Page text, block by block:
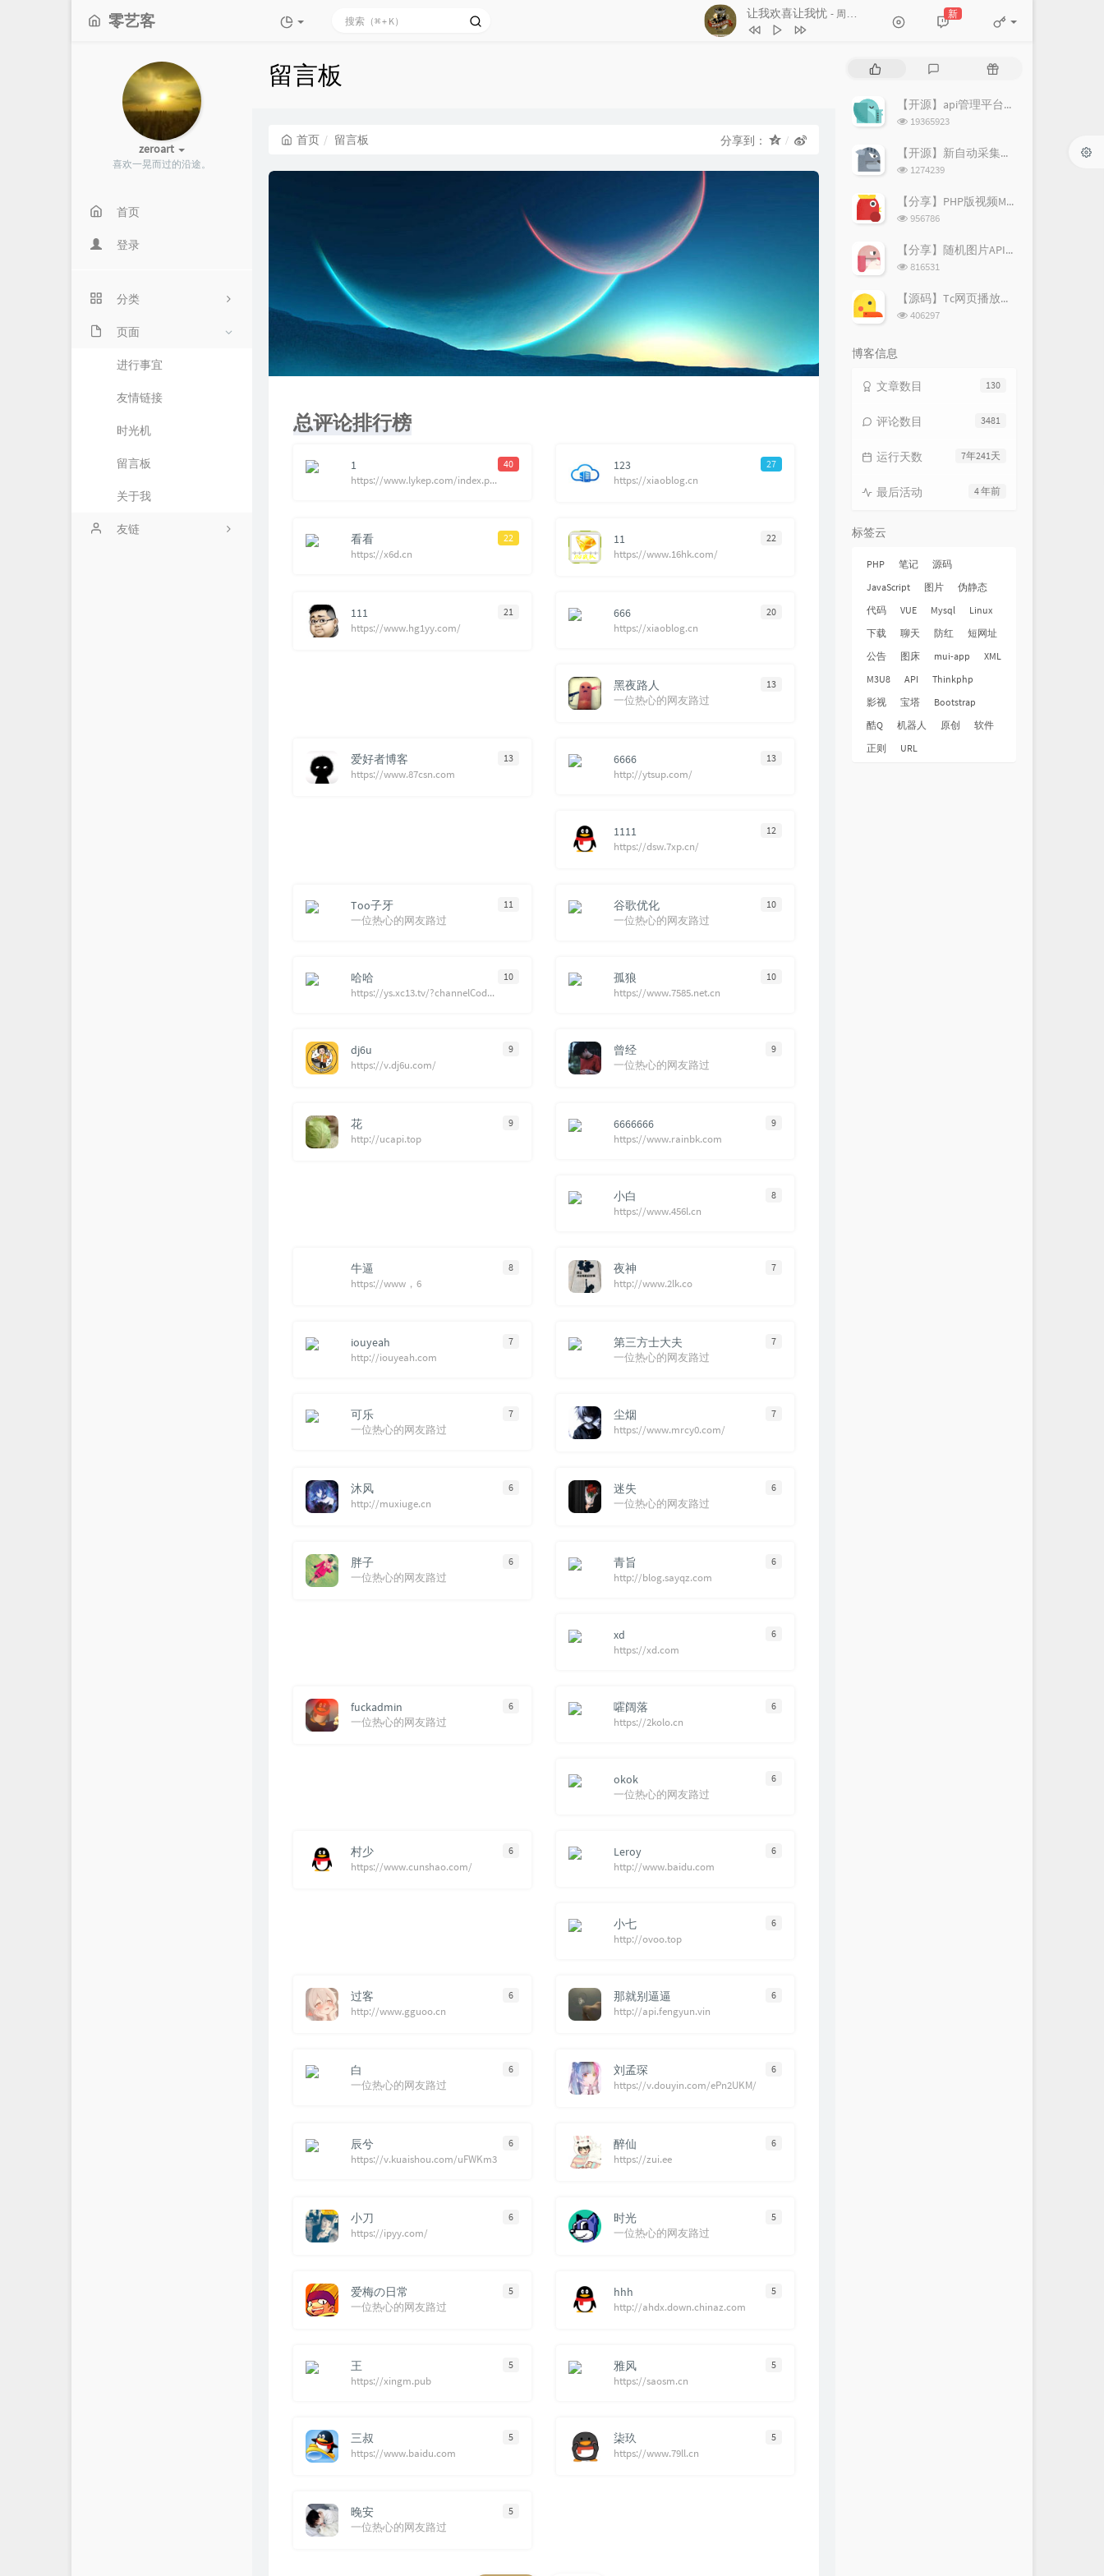
零艺客 让我欢喜让我忧 - 周华健
郁可唯
方雅贤
新
zeroart
喜欢一晃而过的沿途。
首页
登录
分类
19
学习笔记
页面
进行事宜
友情链接
时光机
留言板
关于我
友链
留言板
首页 留言板 分享到：
总评论排行榜
40
1
https://www.lykep.com/index.php/archives/675/
27
123
https://xiaoblog.cn
22
看看
https://x6d.cn
22
11
https://www.16hk.com/
21
111
https://www.hg1yy.com/
20
666
https://xiaoblog.cn
13
黑夜路人
一位热心的网友路过
13
爱好者博客
https://www.87csn.com
13
6666
http://ytsup.com/
12
1111
https://dsw.7xp.cn/
11
Too子牙
一位热心的网友路过
10
谷歌优化
一位热心的网友路过
10
哈哈
https://ys.xc13.tv/?channelCode=yz01_26
10
孤狼
https://www.7585.net.cn
9
dj6u
https://v.dj6u.com/
9
曾经
一位热心的网友路过
9
花
http://ucapi.top
9
6666666
https://www.rainbk.com
8
小白
https://www.456l.cn
8
牛逼
https://www，6
7
夜神
http://www.2lk.co
7
iouyeah
http://iouyeah.com
7
第三方士大夫
一位热心的网友路过
7
可乐
一位热心的网友路过
7
尘烟
https://www.mrcy0.com/
6
沐风
http://muxiuge.cn
6
迷失
一位热心的网友路过
6
胖子
一位热心的网友路过
6
青旨
http://blog.sayqz.com
6
xd
https://xd.com
6
fuckadmin
一位热心的网友路过
6
嚯阔落
https://2kolo.cn
6
okok
一位热心的网友路过
6
村少
https://www.cunshao.com/
6
Leroy
http://www.baidu.com
6
小七
http://ovoo.top
6
过客
http://www.gguoo.cn
6
那就别逼逼
http://api.fengyun.vin
6
白
一位热心的网友路过
6
刘孟琛
https://v.douyin.com/ePn2UKM/
6
辰兮
https://v.kuaishou.com/uFWKm3
6
醉仙
https://zui.ee
6
小刀
https://ipyy.com/
5
时光
一位热心的网友路过
5
爱梅の日常
一位热心的网友路过
5
hhh
http://ahdx.down.chinaz.com
5
王
https://xingm.pub
5
雅风
https://saosm.cn
5
三叔
https://www.baidu.com
5
柒玖
https://www.79ll.cn
5
晚安
一位热心的网友路过
章
评
论
随
文【开源】api管理平台源码v1.2
浏
次
数:
19365923
【开源】新自动采集影视CMS程序开源
浏
次
数:
1274239
【分享】PHP版视频M3U8切片上传阿里图床源码
浏
次
数:
956786
【分享】随机图片API源码（附新图片数据）
浏
次
数:
816531
【源码】Tc网页播放器个人增强版
浏
406297
博客信息
130
文章数目
3481
评论数目
7年241天
运行天数
4 年前
最后活动
标签云
PHP 笔记
源码
JavaScript
图片
伪静态
代码
VUE Mysql
Linux
下载
聊天 防红
短网址
公告
图床 mui-app
XML
M3U8
API
Thinkphp
影视
宝塔
Bootstrap
酷Q
机器人 原创
软件
正则
URL